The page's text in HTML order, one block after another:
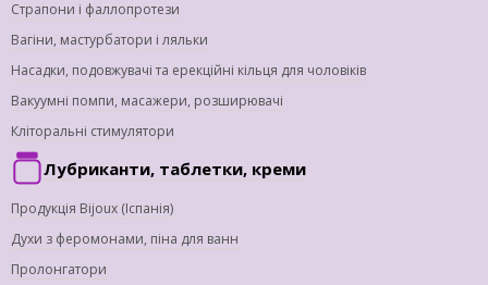
Страпони і фаллопротези
Вагіни, мастурбатори і ляльки
Насадки, подовжувачі та ерекційні кільця для чоловіків
Вакуумні помпи, масажери, розширювачі
Кліторальні стимулятори
Лубриканти, таблетки, креми
Продукція Bijoux (Іспанія)
Духи з феромонами, піна для ванн
Пролонгатори